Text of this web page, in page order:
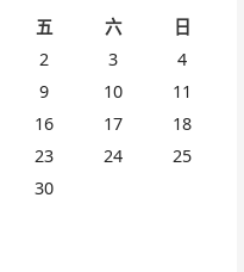
五 六
日
2 3
4
9 10
11
16 17
18
23 24
25
30